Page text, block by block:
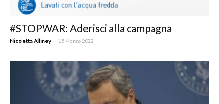
#STOPWAR: Aderisci alla campagna
Nicoletta Alliney - 15 Marzo 2022